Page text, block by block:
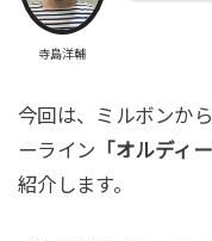
寺島洋輔
今回は、ミルボンか
ーライン 「オルディ
紹介します。